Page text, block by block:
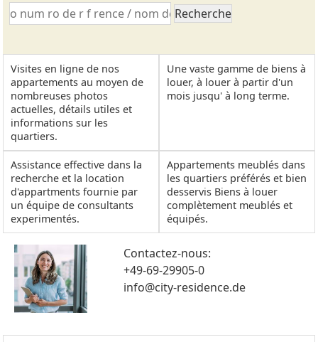
Visites en ligne de nos
appartements au moyen de
nombreuses photos
actuelles, détails utiles et
informations sur les
quartiers.
Une vaste gamme de biens à
louer, à louer à partir d'un
mois jusqu' à long terme.
Assistance effective dans la
recherche et la location
d'appartments fournie par
un équipe de consultants
experimentés.
Appartements meublés dans
les quartiers préférés et bien
desservis Biens à louer
complètement meublés et
équipés.
Contactez-nous:
+49-69-29905-0
info@city-residence.de